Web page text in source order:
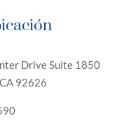
Drive Suite 1850
92626